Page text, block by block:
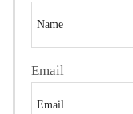
Email